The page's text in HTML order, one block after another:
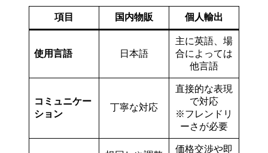
項目 国内物販 個人輸出
使用言語 日本語
主に英語、場
合によっては
他言語
コミュニケー
ション
丁寧な対応
直接的な表現
で対応
※フレンドリ
ーさが必要
価格交渉や即